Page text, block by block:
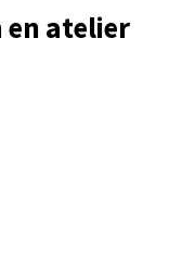
en atelier